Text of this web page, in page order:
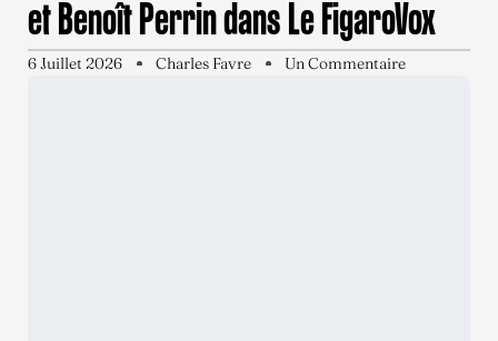
et Benoît Perrin dans Le FigaroVox
6 Juillet 2026 Charles Favre Un Commentaire